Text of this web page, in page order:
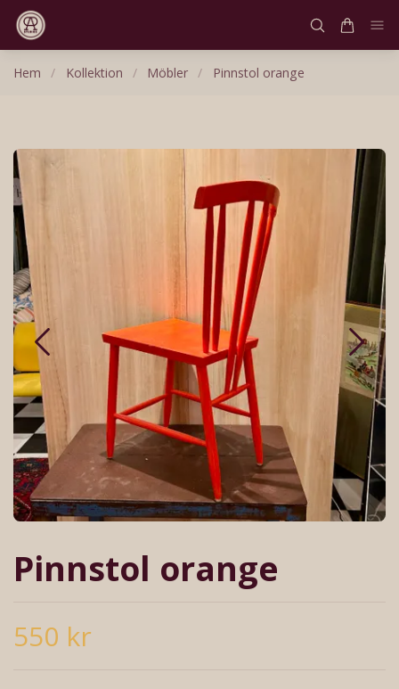
Hem / Kollektion / Möbler / Pinnstol orange
Pinnstol orange
550 kr